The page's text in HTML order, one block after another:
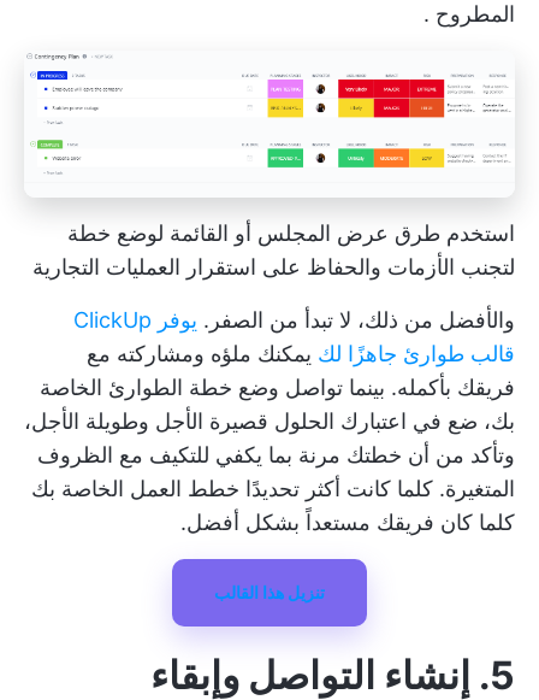
المطروح .
استخدم طرق عرض المجلس أو القائمة لوضع خطة
لتجنب الأزمات والحفاظ على استقرار العمليات التجارية
والأفضل من ذلك، لا تبدأ من الصفر.
يوفر ClickUp
قالب طوارئ جاهزًا لك يمكنك ملؤه ومشاركته مع
فريقك بأكمله. بينما تواصل وضع خطة الطوارئ الخاصة
بك، ضع في اعتبارك الحلول قصيرة الأجل وطويلة الأجل،
وتأكد من أن خطتك مرنة بما يكفي للتكيف مع الظروف
المتغيرة. كلما كانت أكثر تحديدًا خطط العمل الخاصة بك
كلما كان فريقك مستعداً بشكل أفضل.
تنزيل هذا القالب
5. إنشاء التواصل وإبقاء